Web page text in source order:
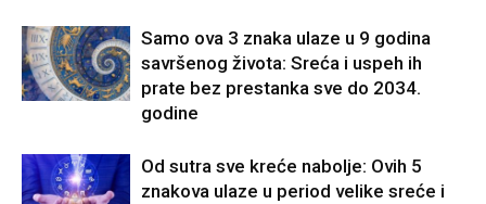
Samo ova 3 znaka ulaze u 9 godina
savršenog života: Sreća i uspeh ih
prate bez prestanka sve do 2034.
godine
Od sutra sve kreće nabolje: Ovih 5
znakova ulaze u period velike sreće i